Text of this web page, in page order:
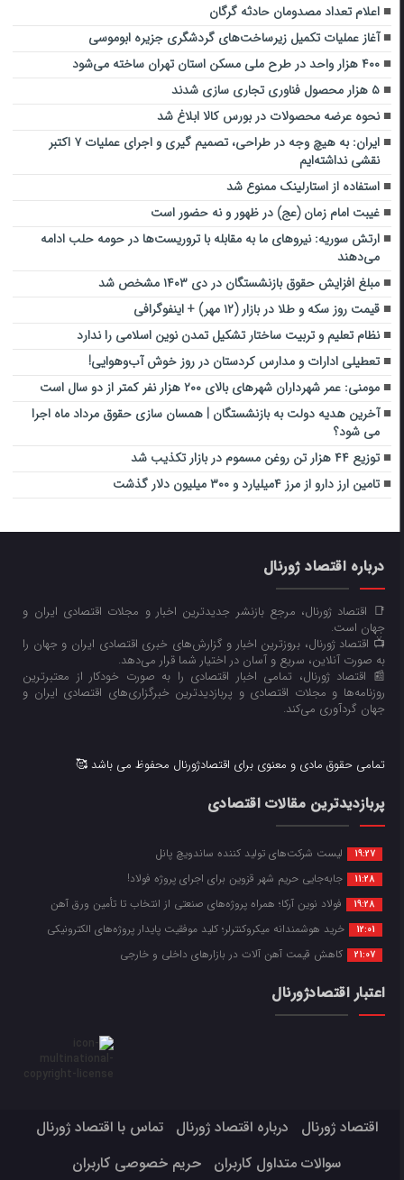
اعلام تعداد مصدومان حادثه گرگان
آغاز عملیات تکمیل زیرساخت‌های گردشگری جزیره ابوموسی
۴۰۰ هزار واحد در طرح ملی مسکن استان تهران ساخته می‌شود
۵ هزار محصول فناوری تجاری سازی شدند
نحوه عرضه محصولات در بورس کالا ابلاغ شد
ایران: به هیچ وجه در طراحی، تصمیم گیری و اجرای عملیات ۷ اکتبر
نقشی نداشته‌ایم
استفاده از استارلینک ممنوع شد
غیبت امام زمان (عج) در ظهور و نه حضور است
ارتش سوریه: نیروهای ما به مقابله با تروریست‌ها در حومه حلب ادامه
می‌دهند
مبلغ افزایش حقوق بازنشستگان در دی ۱۴۰۳ مشخص شد
قیمت روز سکه و طلا در بازار (۱۲ مهر) + اینفوگرافی
نظام تعلیم و تربیت ساختار تشکیل تمدن نوین اسلامی را ندارد
تعطیلی ادارات و مدارس کردستان در روز خوش آب‌وهوایی!
مومنی: عمر شهرداران شهرهای بالای ۲۰۰ هزار نفر کمتر از دو سال است
آخرین هدیه دولت به بازنشستگان | همسان سازی حقوق مرداد ماه اجرا
می شود؟
توزیع ۴۴ هزار تن روغن مسموم در بازار تکذیب شد
تامین ارز دارو از مرز ۴میلیارد و ۳۰۰ میلیون دلار گذشت
درباره اقتصاد ژورنال
📑 اقتصاد ژورنال، مرجع بازنشر جدیدترین اخبار و مجلات اقتصادی ایران و
جهان است.
📺 اقتصاد ژورنال، بروزترین اخبار و گزارش‌های خبری اقتصادی ایران و جهان را
به صورت آنلاین، سریع و آسان در اختیار شما قرار می‌‌دهد.
📰 اقتصاد ژورنال، تمامی اخبار اقتصادی را به صورت خودکار از معتبرترین
روزنامه‌ها و مجلات اقتصادی و پربازدیدترین خبرگزاری‌های اقتصادی ایران و
جهان گردآوری می‌کند.
تمامی حقوق مادی و معنوی برای اقتصادژورنال محفوظ می باشد 🥰
پربازدیدترین مقالات اقتصادی
19:27 لیست شرکت‌های تولید کننده ساندویچ پانل
11:28 جابه‌جایی حریم شهر قزوین برای اجرای پروژه فولاد!
19:28 فولاد نوین آرکا؛ همراه پروژه‌های صنعتی از انتخاب تا تأمین ورق آهن
12:01 خرید هوشمندانه میکروکنترلر؛ کلید موفقیت پایدار پروژه‌های الکترونیکی
21:07 کاهش قیمت آهن آلات در بازارهای داخلی و خارجی
اعتبار اقتصادژورنال
اقتصاد ژورنال درباره اقتصاد ژورنال
تماس با اقتصاد ژورنال
سوالات متداول کاربران
حریم خصوصی کاربران